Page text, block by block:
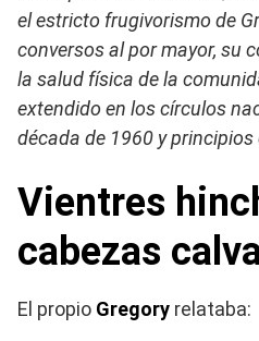
el estricto frugivorismo de
conversos al por mayor, su
la salud física de la
extendido en los círculos
década de 1960 y principios
Vientres
cabezas
El propio Gregory relataba: